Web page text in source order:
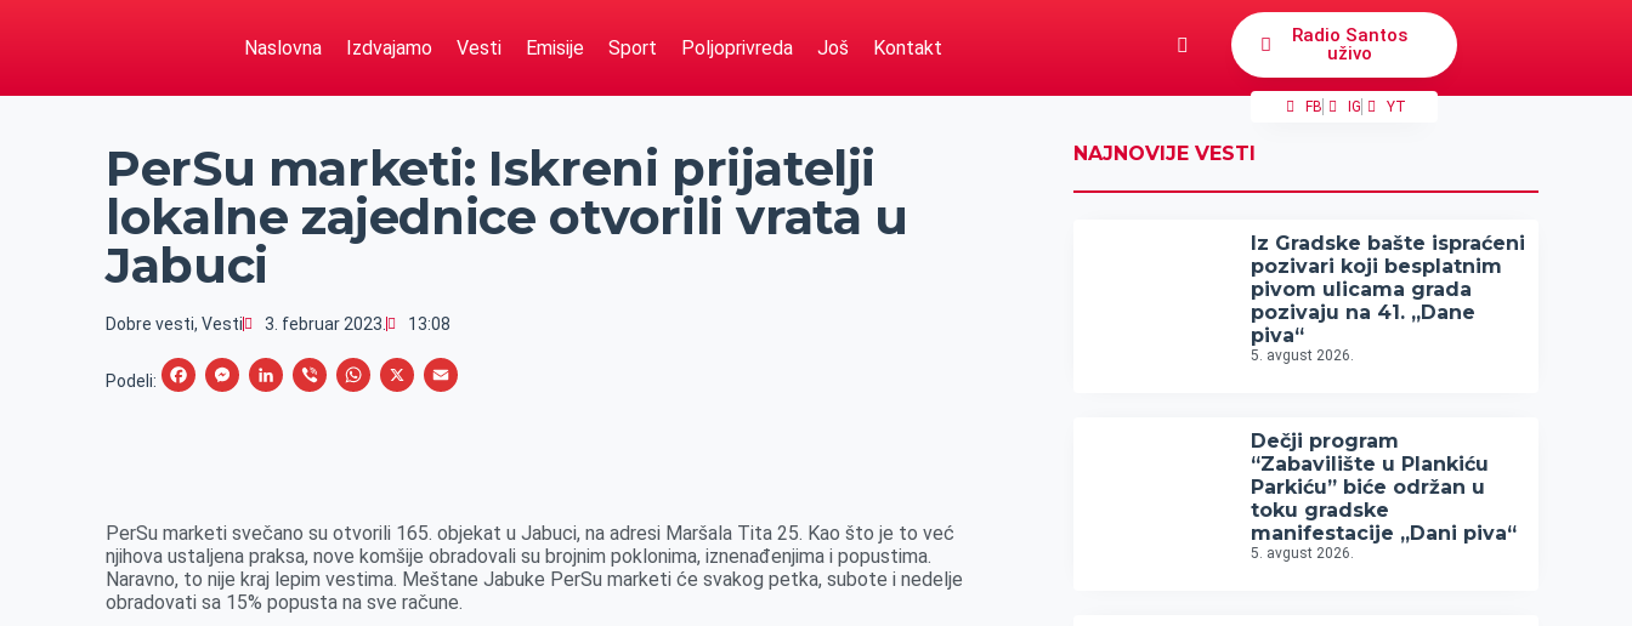
Naslovna Izdvajamo Vesti Emisije Sport Poljoprivreda Još Kontakt
Radio Santos
uživo
FB IG YT
PerSu marketi: Iskreni prijatelji
lokalne zajednice otvorili vrata u
Jabuci
Dobre vesti,Vesti 3. februar 2023. 13:08
Podeli:
F
o
o
k
M
n
g
e
L
d
I
n
V
W
A
p
p
X
PerSu marketi svečano su otvorili 165. objekat u Jabuci, na adresi Maršala Tita 25. Kao što je to već
njihova ustaljena praksa, nove komšije obradovali su brojnim poklonima, iznenađenjima i popustima.
Naravno, to nije kraj lepim vestima. Meštane Jabuke PerSu marketi će svakog petka, subote i nedelje
obradovati sa 15% popusta na sve račune.
NAJNOVIJE VESTI
Iz Gradske bašte ispraćeni
pozivari koji besplatnim
pivom ulicama grada
pozivaju na 41. „Dane
piva“
5. avgust 2026.
Dečji program
“Zabavilište u Plankiću
Parkiću” biće održan u
toku gradske
manifestacije „Dani piva“
5. avgust 2026.